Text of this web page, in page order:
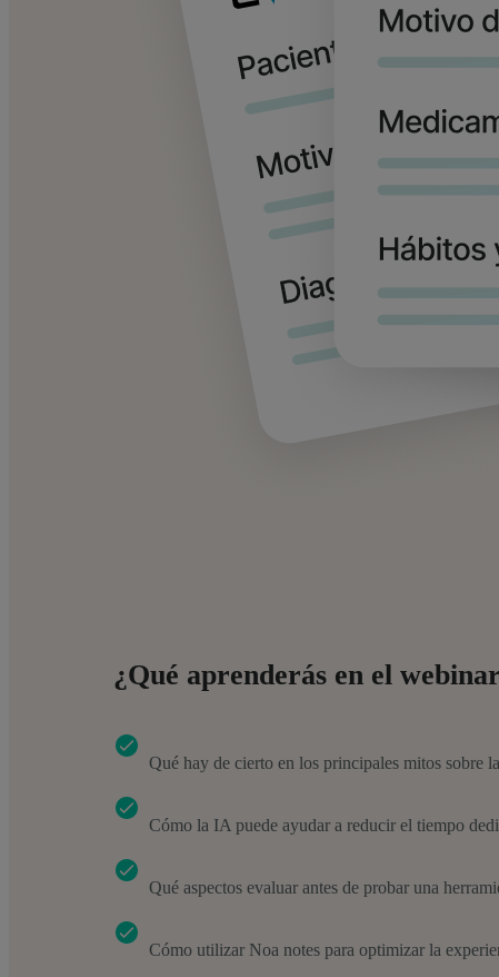
¿Qué aprenderás en el
Qué hay de cierto en los principales mitos sobre
Cómo la IA puede ayudar a reducir el tiempo
Qué aspectos evaluar antes de probar una
Cómo utilizar Noa notes para optimizar la